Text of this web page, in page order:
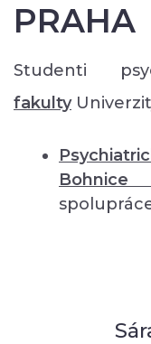
PRAHA
Studenti
fakulty